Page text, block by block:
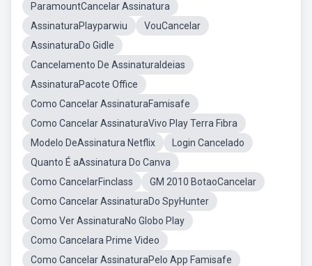
ParamountCancelar Assinatura
AssinaturaPlayparwiu
VouCancelar
AssinaturaDo Gidle
Cancelamento De AssinaturaIdeias
AssinaturaPacote Office
Como Cancelar AssinaturaFamisafe
Como Cancelar AssinaturaVivo Play Terra Fibra
Modelo DeAssinatura Netflix
Login Cancelado
Quanto É aAssinatura Do Canva
Como CancelarFinclass
GM 2010 BotaoCancelar
Como Cancelar AssinaturaDo SpyHunter
Como Ver AssinaturaNo Globo Play
Como Cancelara Prime Video
Como Cancelar AssinaturaPelo App Famisafe